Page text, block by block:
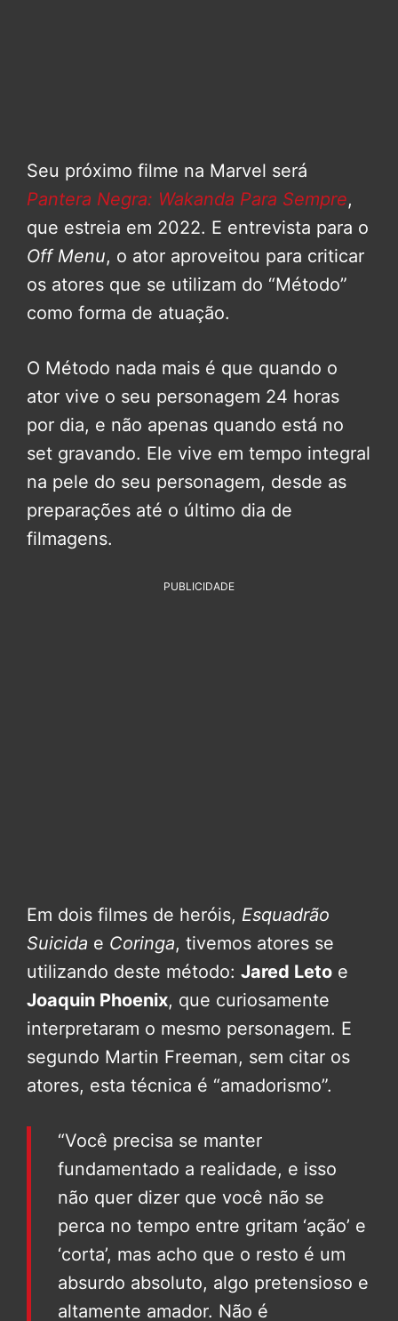
Seu próximo filme na Marvel será
Pantera Negra: Wakanda Para Sempre,
que estreia em 2022. E entrevista para o
Off Menu, o ator aproveitou para criticar
os atores que se utilizam do “Método”
como forma de atuação.
O Método nada mais é que quando o
ator vive o seu personagem 24 horas
por dia, e não apenas quando está no
set gravando. Ele vive em tempo integral
na pele do seu personagem, desde as
preparações até o último dia de
filmagens.
PUBLICIDADE
Em dois filmes de heróis, Esquadrão
Suicida e Coringa, tivemos atores se
utilizando deste método: Jared Leto e
Joaquin Phoenix, que curiosamente
interpretaram o mesmo personagem. E
segundo Martin Freeman, sem citar os
atores, esta técnica é “amadorismo”.
“Você precisa se manter
fundamentado a realidade, e isso
não quer dizer que você não se
perca no tempo entre gritam ‘ação’ e
‘corta’, mas acho que o resto é um
absurdo absoluto, algo pretensioso e
altamente amador. Não é